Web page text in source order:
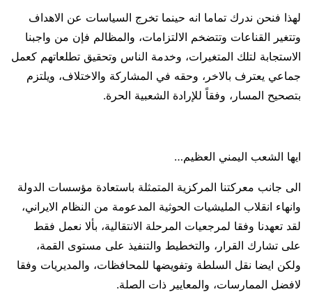
لهذا فنحن ندرك تماما انه حينما تخرج السياسات عن الاهداف
وتتغير القناعات وتتضخم الالتزامات، والمظالم فإن من واجبنا
الاستجابة لتلك المتغيرات، وخدمة الناس وتحقيق تطلعاتهم كعمل
جماعي يعترف بالاخر، وحقه في المشاركة والاختلاف، ويلتزم
بتصحيح المسار، وفقاً للإرادة الشعبية الحرة.
ايها الشعب اليمني العظيم…
الى جانب معركتنا المركزية المتمثلة باستعادة مؤسسات الدولة
وانهاء انقلاب المليشيات الحوثية المدعومة من النظام الايراني،
لقد تعهدنا وفقا لمرجعيات المرحلة الانتقالية، بألا نعمل فقط
على تشارك القرار، والتخطيط والتنفيذ على مستوى القمة،
ولكن ايضا نقل السلطة وتفويضها للمحافظات، والمديريات وفقا
لافضل الممارسات، والمعايير ذات الصلة.